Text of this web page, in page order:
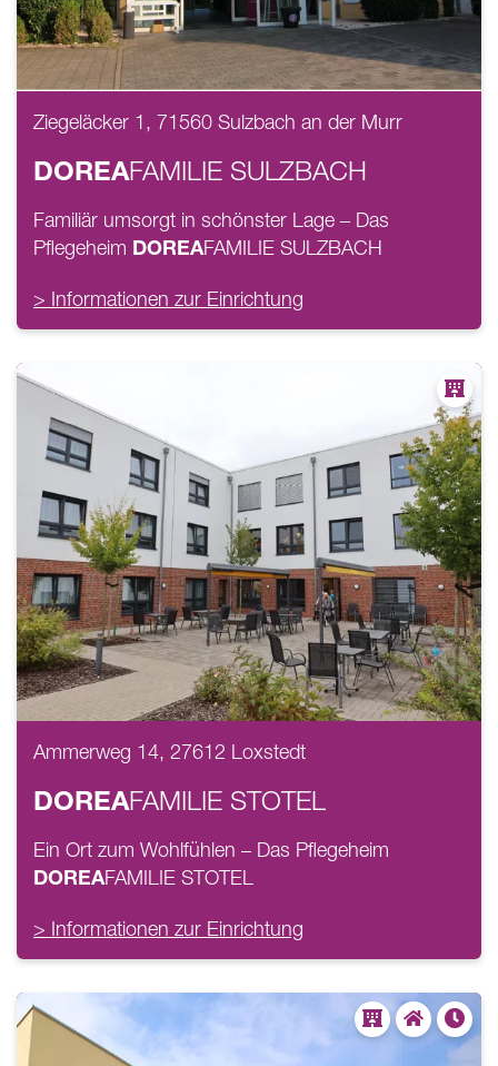
Ziegeläcker 1, 71560 Sulzbach an der Murr
DOREAFAMILIE SULZBACH
Familiär umsorgt in schönster Lage – Das
Pflegeheim DOREAFAMILIE SULZBACH
> Informationen zur Einrichtung
Ammerweg 14, 27612 Loxstedt
DOREAFAMILIE STOTEL
Ein Ort zum Wohlfühlen – Das Pflegeheim
DOREAFAMILIE STOTEL
> Informationen zur Einrichtung